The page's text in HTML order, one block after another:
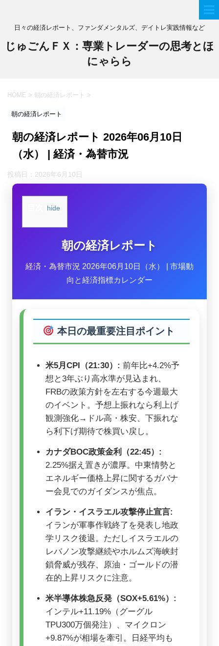
日々の経済レポート、ファンダメンタルズ、デイトレ実践情報など
じゅごんＦＸ：専業トレーダーの思考とほ
にゃらら
HOME > 朝の経済レポート >
朝の経済レポート
朝の経済レポート 2026年06月10日
（水） | 経済・為替市況
投稿日： 2026年6月10日
hide
朝の経済レポート
経済・為替市況 2026年06月10日（水） | 市場動
向と経済指標カレンダー
本日の最重要注目ポイント
米5月CPI（21:30）: 前年比+4.2%予
想と3年ぶり高水準が見込まれ、
FRBの政策方針を左右する今週最大
のイベント。予想上振れなら利上げ
観測強化→ドル高・株安、下振れな
ら利下げ期待で株買い戻し。
カナダBOC政策金利（22:45）:
2.25%据え置きが濃厚。中東情勢と
エネルギー価格上昇に関するガバナ
ー会見でのガイダンスが焦点。
イラン・イスラエル攻撃停止宣言:
イランが軍事作戦終了を発表し地政
学リスク後退。ただしイスラエルの
レバノン攻撃継続やホルムズ海峡封
鎖脅威が残存、原油・ゴールドの潜
在的上昇リスクに注意。
米半導体株急反発（SOX+5.61%）:
インテル+11.19%（グーグル
TPU300万個発注）、マイクロン
+9.87%が相場を牽引。日経平均も